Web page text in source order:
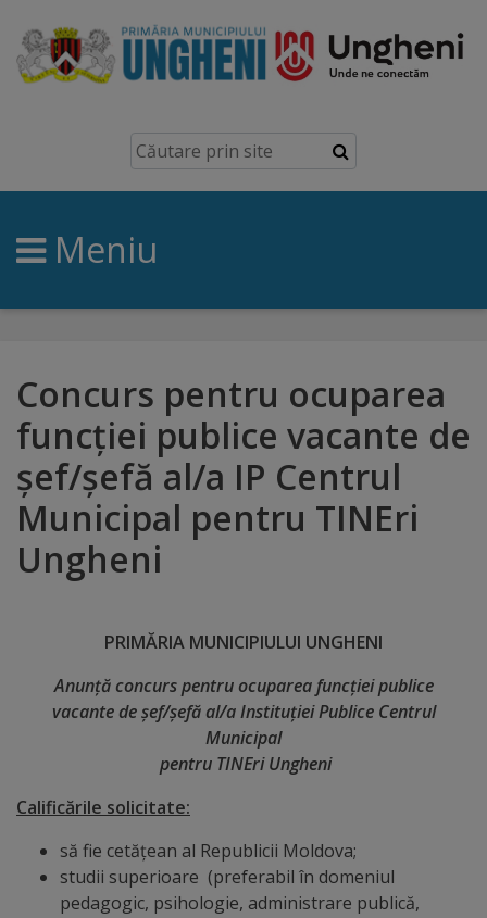
Ungheni
Prezentare
generală
Simbolurile
brand
Orașe
înfrățite
Distincții
Cetățeni
Deținători
titlului
„Merite
pentru
Meniu
Concurs pentru ocuparea
funcţiei publice vacante de
șef/șefă al/a IP Centrul
Municipal pentru TINEri
Ungheni
PRIMĂRIA MUNICIPIULUI UNGHENI
Anunţă concurs pentru ocuparea funcţiei publice
vacante de șef/șefă al/a Instituției Publice Centrul
Municipal
pentru TINEri Ungheni
Calificările solicitate:
să fie cetățean al Republicii Moldova;
studii superioare (preferabil în domeniul
pedagogic, psihologie, administrare publică,